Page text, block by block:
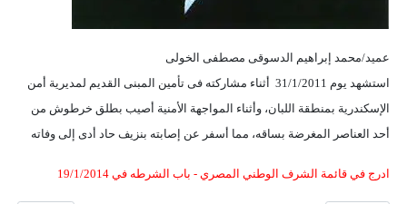
عميد/محمد إبراهيم الدسوقى مصطفى الخولى
استشهد يوم 31/1/2011
أثناء مشاركته فى تأمين المبنى القديم لمديرية أمن
الإسكندرية بمنطقة اللبان، وأثناء المواجهة الأمنية أصيب بطلق خرطوش من
أحد العناصر المغرضة بساقه، مما أسفر عن إصابته بنزيف حاد أدى إلى وفاته
ادرج في قائمة الشرف الوطني المصري - باب الشرطه في 19/1/2014